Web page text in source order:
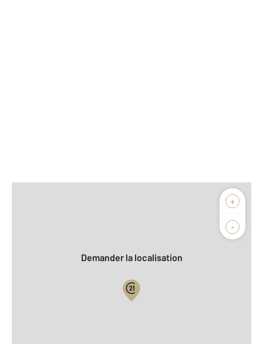
+
-
Biens vendus
Demander la localisation